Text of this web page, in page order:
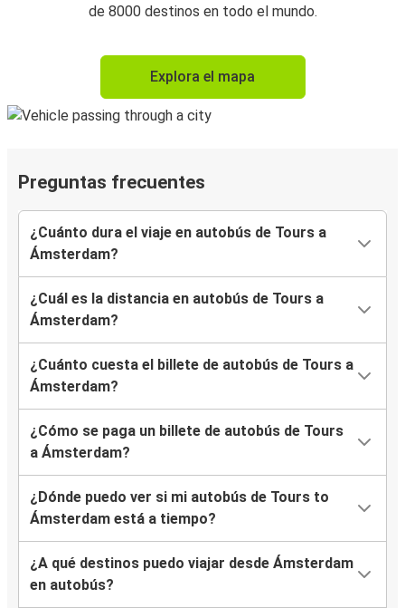
de 8000 destinos en todo el mundo.
Explora el mapa
Preguntas frecuentes
¿Cuánto dura el viaje en autobús de Tours a
Ámsterdam?
¿Cuál es la distancia en autobús de Tours a
Ámsterdam?
¿Cuánto cuesta el billete de autobús de Tours a
Ámsterdam?
¿Cómo se paga un billete de autobús de Tours
a Ámsterdam?
¿Dónde puedo ver si mi autobús de Tours to
Ámsterdam está a tiempo?
¿A qué destinos puedo viajar desde Ámsterdam
en autobús?